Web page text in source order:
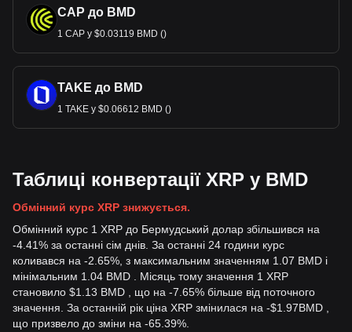
CAP до BMD
1 CAP у $0.03119 BMD ()
TAKE до BMD
1 TAKE у $0.06612 BMD ()
Таблиці конвертації XRP у BMD
Обмінний курс XRP знижується.
Обмінний курс 1 XRP до Бермудський долар збільшився на
-4.41% за останні сім днів. За останні 24 години курс
коливався на -2.65%, з максимальним значенням 1.07 BMD і
мінімальним 1.04 BMD . Місяць тому значення 1 XRP
становило $1.13 BMD , що на -7.65% більше від поточного
значення. За останній рік ціна XRP змінилася на -$1.97BMD
що призвело до зміни на -65.39%.